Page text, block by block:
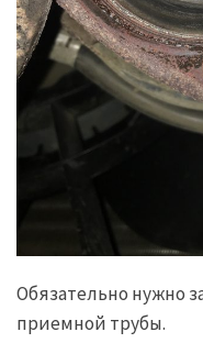
Обязательно нужно
приемной трубы.